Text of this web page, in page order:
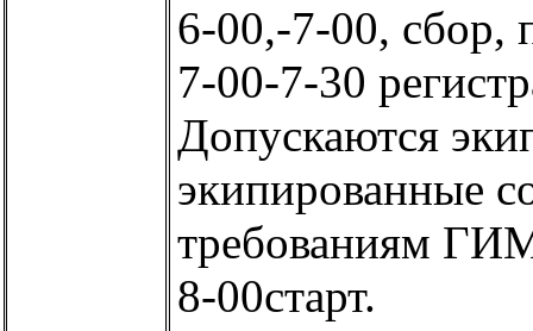
6-00,-7-00, сбор,
7-00-7-30
Допускаются
экипированные
требованиям
8-00старт.